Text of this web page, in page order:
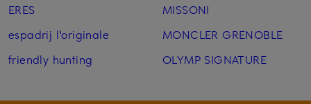
ERES
espadrij l'originale
friendly hunting
MISSONI
MONCLER GRENOBLE
OLYMP SIGNATURE